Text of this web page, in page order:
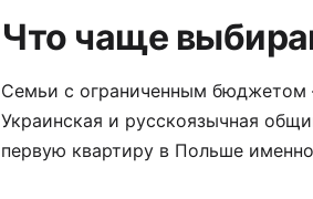
Что чаще
Семьи с ограниченным
Украинская и русскоязычная
первую квартиру в Польше